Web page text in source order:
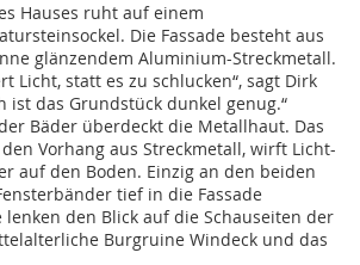
Hauses ruht auf einem
Die Fassade besteht aus
glänzen­dem Aluminium-Streckmetall.
Licht, statt es zu schlucken“, sagt Dirk
ist das Grundstück dunkel genug.“
Bäder überdeckt die Metall­haut. Das
Vorhang aus Streckmetall, wirft Licht-
auf den Boden. Einzig an den beiden
tief in die Fassade
lenken den Blick auf die Schauseiten der
Burg­ruine Windeck und das